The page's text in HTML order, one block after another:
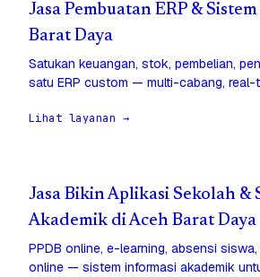
Jasa Pembuatan ERP &
Barat Daya
Satukan keuangan, stok, pembelian,
satu ERP custom — multi-cabang, real-
Lihat layanan →
Jasa Bikin Aplikasi Sekolah &
Akademik di Aceh Barat Daya
PPDB online, e-learning, absensi
online — sistem informasi akademik